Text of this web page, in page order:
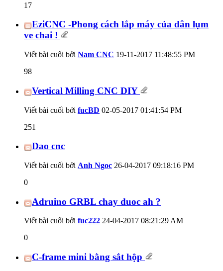
17
EziCNC -Phong cách lắp máy của dân lụm
ve chai !
Viết bài cuối bởi Nam CNC 19-11-2017 11:48:55 PM
98
Vertical Milling CNC DIY
Viết bài cuối bởi fucBD 02-05-2017 01:41:54 PM
251
Dao cnc
Viết bài cuối bởi Anh Ngoc 26-04-2017 09:18:16 PM
0
Adruino GRBL chay duoc ah ?
Viết bài cuối bởi fuc222 24-04-2017 08:21:29 AM
0
C-frame mini bằng sắt hộp